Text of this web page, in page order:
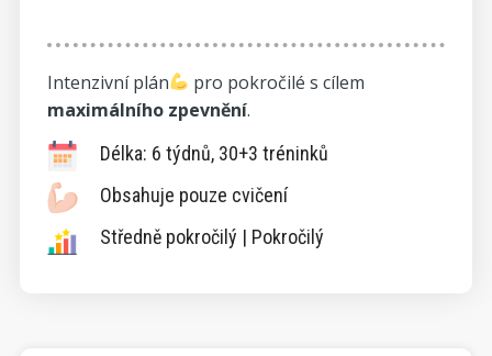
Intenzivní plán
pro pokročilé s cílem
maximálního zpevnění.
Délka: 6 týdnů, 30+3 tréninků
Obsahuje pouze cvičení
Středně pokročilý | Pokročilý